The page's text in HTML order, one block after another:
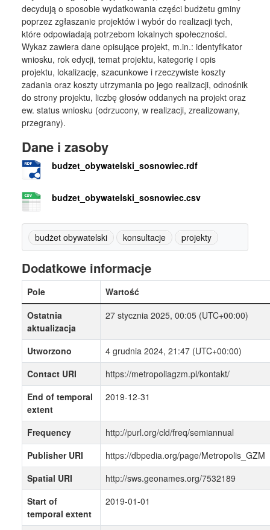
decydują o sposobie wydatkowania części budżetu gminy
poprzez zgłaszanie projektów i wybór do realizacji tych,
które odpowiadają potrzebom lokalnych społeczności.
Wykaz zawiera dane opisujące projekt, m.in.: identyfikator
wniosku, rok edycji, temat projektu, kategorię i opis
projektu, lokalizację, szacunkowe i rzeczywiste koszty
zadania oraz koszty utrzymania po jego realizacji, odnośnik
do strony projektu, liczbę głosów oddanych na projekt oraz
ew. status wniosku (odrzucony, w realizacji, zrealizowany,
przegrany).
Dane i zasoby
budzet_obywatelski_sosnowiec.rdf
budzet_obywatelski_sosnowiec.csv
budżet obywatelski konsultacje projekty
Dodatkowe informacje
Pole
Wartość
Ostatnia
aktualizacja
27 stycznia 2025, 00:05 (UTC+00:00)
Utworzono
4 grudnia 2024, 21:47 (UTC+00:00)
Contact URI
https://metropoliagzm.pl/kontakt/
End of temporal
extent
2019-12-31
Frequency
http://purl.org/cld/freq/semiannual
Publisher URI
https://dbpedia.org/page/Metropolis_GZM
Spatial URI
http://sws.geonames.org/7532189
Start of
temporal extent
2019-01-01